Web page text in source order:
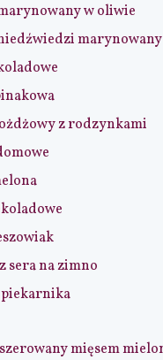
w oliwie
marynowany
z rodzynkami
sera na zimno
piekarnika
mięsem